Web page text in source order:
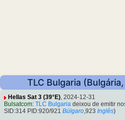
TLC Bulgaria
Hellas Sat 3 (39°E), 2024-12-31
Bulsatcom: TLC Bulgaria deixou de emitir
SID:314 PID:920/921 Búlgaro,923 Inglês)